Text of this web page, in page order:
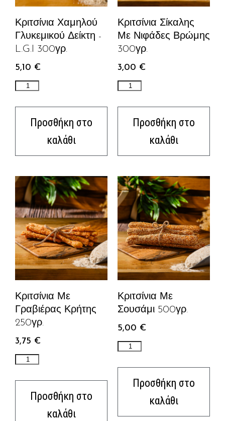
Κριτσίνια Χαμηλού
Γλυκεμικού Δείκτη -
L.G.I 300γρ.
5,10 €
Προσθήκη στο
καλάθι
Κριτσίνια Σίκαλης
Με Νιφάδες Βρώμης
300γρ.
3,00 €
Προσθήκη στο
καλάθι
Κριτσίνια Με
Γραβιέρας Κρήτης
250γρ.
3,75 €
Προσθήκη στο
καλάθι
Κριτσίνια Με
Σουσάμι 500γρ.
5,00 €
Προσθήκη στο
καλάθι